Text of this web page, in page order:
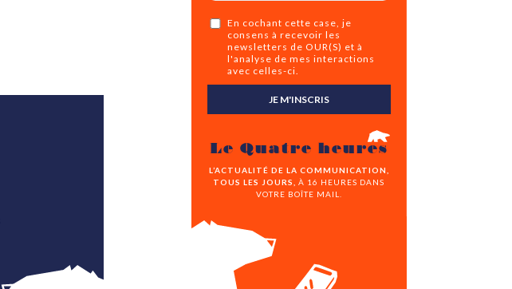
En cochant cette case, je
consens à recevoir les
newsletters de OUR(S) et à
l'analyse de mes interactions
avec celles-ci.
JE M'INSCRIS
Le Quatre heures
L’ACTUALITÉ DE LA COMMUNICATION,
TOUS LES JOURS,
À 16 HEURES DANS
VOTRE BOÎTE MAIL.